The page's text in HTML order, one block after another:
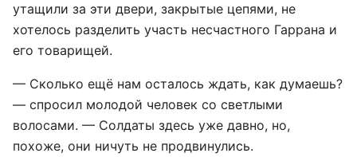
утащили за эти двери, закрытые цепями, не
хотелось разделить участь несчастного Гаррана и
его товарищей.
— Сколько ещё нам осталось ждать, как думаешь?
— спросил молодой человек со светлыми
волосами. — Солдаты здесь уже давно, но,
похоже, они ничуть не продвинулись.